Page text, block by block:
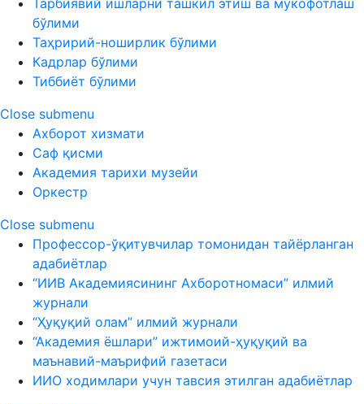
Тарбиявий ишларни ташкил этиш ва мукофотлаш
бўлими
Таҳририй-ноширлик бўлими
Кадрлар бўлими
Тиббиёт бўлими
Close submenu
Ахборот хизмати
Саф қисми
Академия тарихи музейи
Оркестр
Close submenu
Профессор-ўқитувчилар томонидан тайёрланган
адабиётлар
“ИИВ Академиясининг Ахборотномаси” илмий
журнали
“Ҳуқуқий олам” илмий журнали
“Академия ёшлари” ижтимоий-ҳуқуқий ва
маънавий-маърифий газетаси
ИИО ходимлари учун тавсия этилган адабиётлар